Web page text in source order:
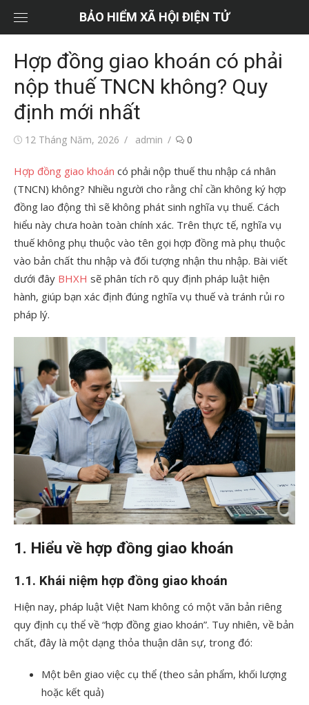
dung
BẢO HIỂM XÃ HỘI ĐIỆN TỬ
Hợp đồng giao khoán có phải
nộp thuế TNCN không? Quy
định mới nhất
Đăng12 Tháng Năm, 2026
Tác
admin 0
Hợp đồng giao khoán có phải nộp thuế thu nhập cá nhân
(TNCN) không? Nhiều người cho rằng chỉ cần không ký hợp
đồng lao động thì sẽ không phát sinh nghĩa vụ thuế. Cách
hiểu này chưa hoàn toàn chính xác. Trên thực tế, nghĩa vụ
thuế không phụ thuộc vào tên gọi hợp đồng mà phụ thuộc
vào bản chất thu nhập và đối tượng nhận thu nhập. Bài viết
dưới đây BHXH sẽ phân tích rõ quy định pháp luật hiện
hành, giúp bạn xác định đúng nghĩa vụ thuế và tránh rủi ro
pháp lý.
1. Hiểu về hợp đồng giao khoán
1.1. Khái niệm hợp đồng giao khoán
Hiện nay, pháp luật Việt Nam không có một văn bản riêng
quy định cụ thể về “hợp đồng giao khoán”. Tuy nhiên, về bản
chất, đây là một dạng thỏa thuận dân sự, trong đó:
Một bên giao việc cụ thể (theo sản phẩm, khối lượng
hoặc kết quả)